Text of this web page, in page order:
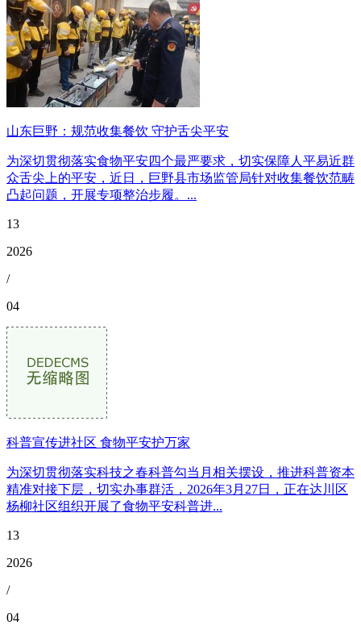
山东巨野：规范收集餐饮 守护舌尖平安
为深切贯彻落实食物平安四个最严要求，切实保障人平易近群
众舌尖上的平安，近日，巨野县市场监管局针对收集餐饮范畴
凸起问题，开展专项整治步履。...
13
2026
/
04
科普宣传进社区 食物平安护万家
为深切贯彻落实科技之春科普勾当月相关摆设，推进科普资本
精准对接下层，切实办事群活，2026年3月27日，正在达川区
杨柳社区组织开展了食物平安科普进...
13
2026
/
04